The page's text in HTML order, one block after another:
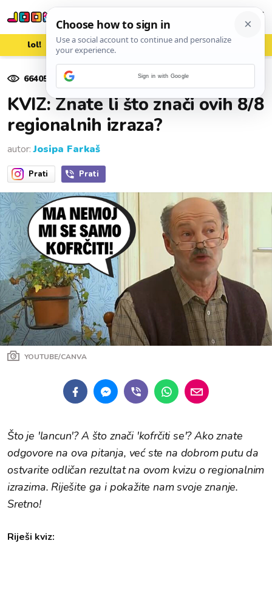
lol! aww vrh! woot?!
66405 pregleda
KVIZ: Znate li što znači ovih 8/8
regionalnih izraza?
autor:Josipa Farkaš
Prati Prati
YOUTUBE/CANVA
Što je 'lancun'? A što znači 'kofrčiti se'? Ako znate
odgovore na ova pitanja, već ste na dobrom putu da
ostvarite odličan rezultat na ovom kvizu o regionalnim
izrazima. Riješite ga i pokažite nam svoje znanje.
Sretno!
Riješi kviz:
Sign in with Google